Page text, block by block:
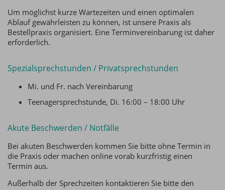
Um möglichst kurze Wartezeiten und einen optimalen
Ablauf gewährleisten zu können, ist unsere Praxis als
Bestellpraxis organisiert. Eine Terminvereinbarung ist daher
erforderlich.
Spezialsprechstunden / Privatsprechstunden
Mi. und Fr. nach Vereinbarung
Teenagersprechstunde, Di. 16:00 – 18:00 Uhr
Akute Beschwerden / Notfälle
Bei akuten Beschwerden kommen Sie bitte ohne Termin in
die Praxis oder machen online vorab kurzfristig einen
Termin aus.
Außerhalb der Sprechzeiten kontaktieren Sie bitte den